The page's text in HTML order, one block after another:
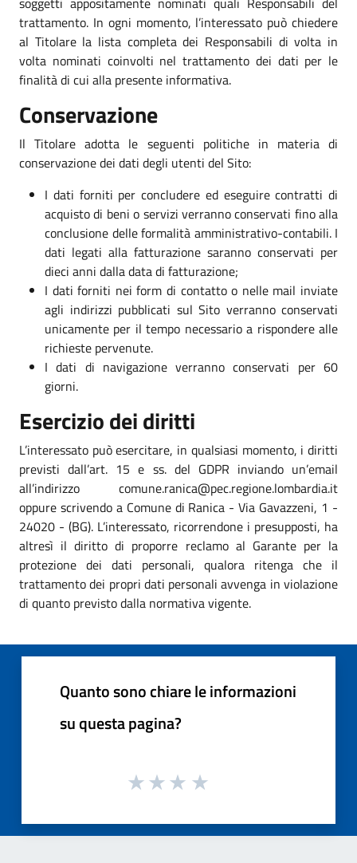
trattamento. In ogni momento, l’interessato può chiedere
al Titolare la lista completa dei Responsabili di volta in
volta nominati coinvolti nel trattamento dei dati per le
finalità di cui alla presente informativa.
Conservazione
Il Titolare adotta le seguenti politiche in materia di
conservazione dei dati degli utenti del Sito:
I dati forniti per concludere ed eseguire contratti di
acquisto di beni o servizi verranno conservati fino alla
conclusione delle formalità amministrativo-contabili. I
dati legati alla fatturazione saranno conservati per
dieci anni dalla data di fatturazione;
I dati forniti nei form di contatto o nelle mail inviate
agli indirizzi pubblicati sul Sito verranno conservati
unicamente per il tempo necessario a rispondere alle
richieste pervenute.
I dati di navigazione verranno conservati per 60
giorni.
Esercizio dei diritti
L’interessato può esercitare, in qualsiasi momento, i diritti
previsti dall’art. 15 e ss. del GDPR inviando un’email
all’indirizzo comune.ranica@pec.regione.lombardia.it
oppure scrivendo a Comune di Ranica - Via Gavazzeni, 1 -
24020 - (BG). L’interessato, ricorrendone i presupposti, ha
altresì il diritto di proporre reclamo al Garante per la
protezione dei dati personali, qualora ritenga che il
trattamento dei propri dati personali avvenga in violazione
di quanto previsto dalla normativa vigente.
Quanto sono chiare le informazioni
su questa pagina?